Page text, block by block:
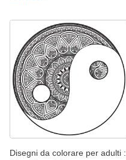
Disegni da colorare per adulti :